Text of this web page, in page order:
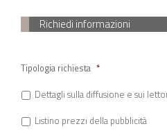
Richiedi informazioni
Tipologia richiesta *
Dettagli sulla diffusione e sui
Listino prezzi della pubblicità